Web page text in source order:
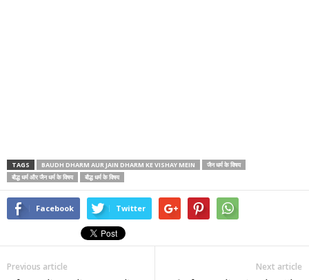
TAGS BAUDH DHARM AUR JAIN DHARM KE VISHAY MEIN
जैन धर्म के विषय
बौद्ध धर्म और जैन धर्म के विषय
बौद्ध धर्म के विषय
Facebook Twitter
Previous article Next article